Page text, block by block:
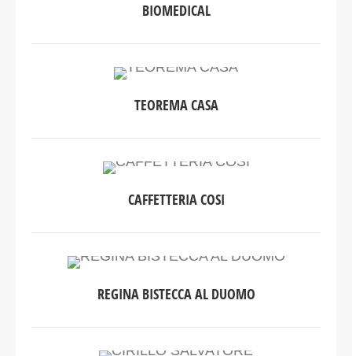
BIOMEDICAL
TEOREMA CASA
CAFFETTERIA COSI
REGINA BISTECCA AL DUOMO